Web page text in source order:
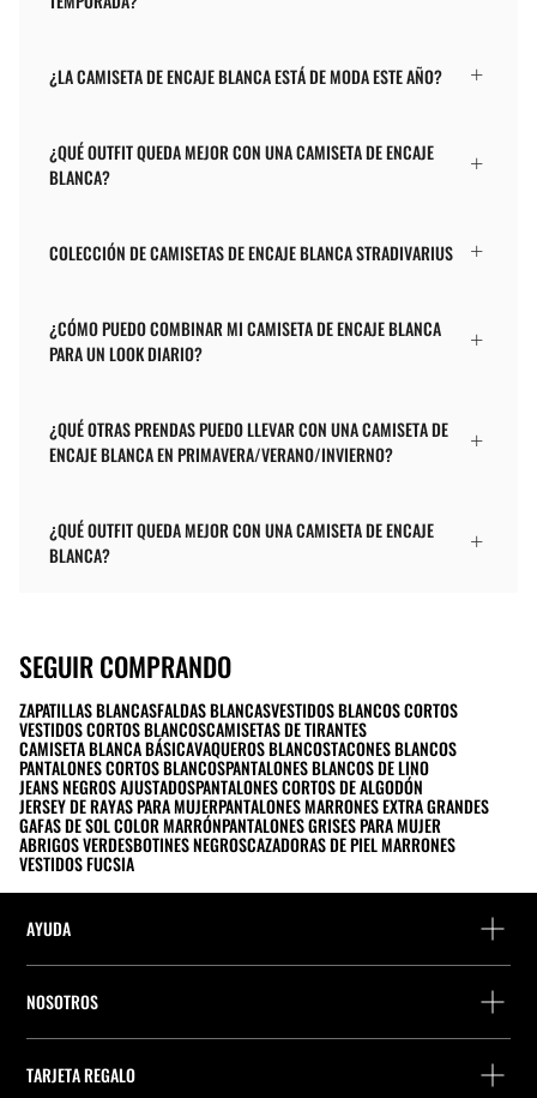
¿LA CAMISETA DE ENCAJE BLANCA ESTÁ DE MODA ESTE AÑO?
¿QUÉ OUTFIT QUEDA MEJOR CON UNA CAMISETA DE ENCAJE
BLANCA?
COLECCIÓN DE CAMISETAS DE ENCAJE BLANCA STRADIVARIUS
¿CÓMO PUEDO COMBINAR MI CAMISETA DE ENCAJE BLANCA
PARA UN LOOK DIARIO?
¿QUÉ OTRAS PRENDAS PUEDO LLEVAR CON UNA CAMISETA DE
ENCAJE BLANCA EN PRIMAVERA/VERANO/INVIERNO?
¿QUÉ OUTFIT QUEDA MEJOR CON UNA CAMISETA DE ENCAJE
BLANCA?
SEGUIR COMPRANDO
ZAPATILLAS BLANCASFALDAS BLANCASVESTIDOS BLANCOS CORTOS
VESTIDOS CORTOS BLANCOSCAMISETAS DE TIRANTES
CAMISETA BLANCA BÁSICAVAQUEROS BLANCOSTACONES BLANCOS
PANTALONES CORTOS BLANCOSPANTALONES BLANCOS DE LINO
JEANS NEGROS AJUSTADOSPANTALONES CORTOS DE ALGODÓN
JERSEY DE RAYAS PARA MUJERPANTALONES MARRONES EXTRA GRANDES
GAFAS DE SOL COLOR MARRÓNPANTALONES GRISES PARA MUJER
ABRIGOS VERDESBOTINES NEGROSCAZADORAS DE PIEL MARRONES
VESTIDOS FUCSIA
AYUDA
Detalle precio perfumes
Encuentra tu ticket
NOSOTROS
Empresa
TARJETA REGALO